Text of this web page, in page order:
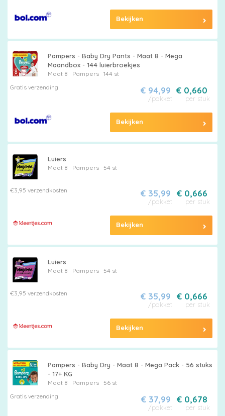
Bekijken
Pampers - Baby Dry Pants - Maat 8 - Mega
Maandbox - 144 luierbroekjes
Maat 8 Pampers
144 st
Gratis verzending
€ 0,660
per stuk
€ 94,99
/pakket
Bekijken
Luiers
Maat 8 Pampers 54 st
€3,95 verzendkosten € 0,666
per stuk
€ 35,99
/pakket
Bekijken
Luiers
Maat 8 Pampers 54 st
€3,95 verzendkosten € 0,666
per stuk
€ 35,99
/pakket
Bekijken
Pampers - Baby Dry - Maat 8 - Mega Pack - 56 stuks
- 17+ KG
Maat 8 Pampers
56 st
Gratis verzending
€ 0,678
per stuk
€ 37,99
/pakket